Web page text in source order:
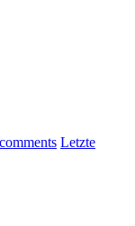
Letzte